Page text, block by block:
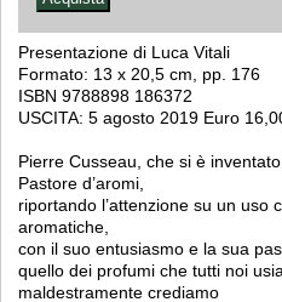
Presentazione di Luca Vitali
Formato: 13 x 20,5 cm, pp. 176
ISBN 9788898 186372
USCITA: 5 agosto 2019 Euro
Pierre Cusseau, che si è
Pastore d’aromi,
riportando l’attenzione su un uso
aromatiche,
con il suo entusiasmo e la sua
quello dei profumi che tutti noi
maldestramente crediamo